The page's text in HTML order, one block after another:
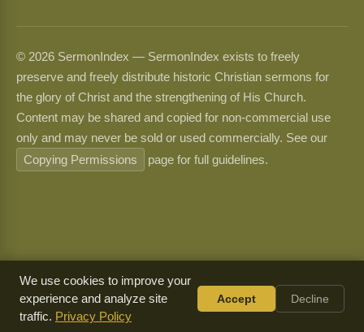
© 2026 SermonIndex — SermonIndex exists to freely
preserve and freely distribute historic Christian sermons for
the glory of Christ and the strengthening of His Church.
Content may be shared and copied for non-commercial use
only and may never be sold or used commercially. See our
Copying Permissions
page for full guidelines.
We use cookies to improve your
experience and analyze site
traffic. Privacy Policy
Accept Decline